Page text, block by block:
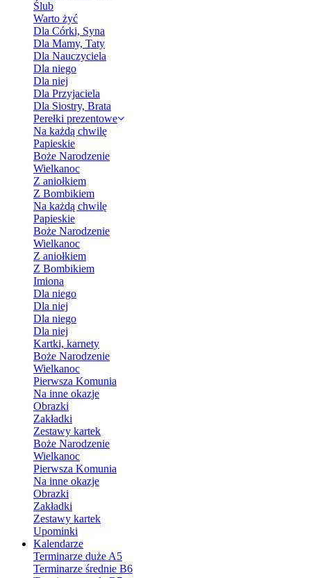
Ślub
Warto żyć
Dla Córki, Syna
Dla Mamy, Taty
Dla Nauczyciela
Dla niego
Dla niej
Dla Przyjaciela
Dla Siostry, Brata
Perełki prezentowe
Na każdą chwilę
Papieskie
Boże Narodzenie
Wielkanoc
Z aniołkiem
Z Bombikiem
Na każdą chwilę
Papieskie
Boże Narodzenie
Wielkanoc
Z aniołkiem
Z Bombikiem
Imiona
Dla niego
Dla niej
Dla niego
Dla niej
Kartki, karnety
Boże Narodzenie
Wielkanoc
Pierwsza Komunia
Na inne okazje
Obrazki
Zakładki
Zestawy kartek
Boże Narodzenie
Wielkanoc
Pierwsza Komunia
Na inne okazje
Obrazki
Zakładki
Zestawy kartek
Upominki
Kalendarze
Terminarze duże A5
Terminarze średnie B6